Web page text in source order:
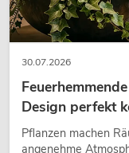
30.07.2026
Design perfekt
Pflanzen machen
angenehme